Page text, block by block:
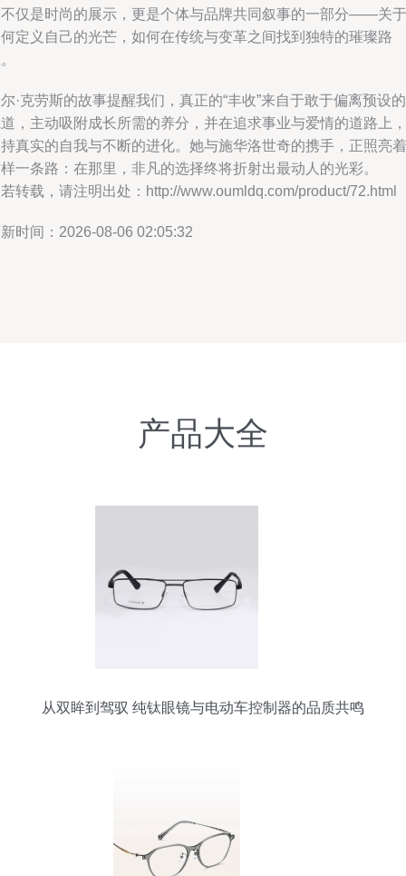
仅是时尚的展示，更是个体与品牌共同叙事的一部分——关于
定义自己的光芒，如何在传统与变革之间找到独特的璀璨路
·克劳斯的故事提醒我们，真正的“丰收”来自于敢于偏离预设的
，主动吸附成长所需的养分，并在追求事业与爱情的道路上，
真实的自我与不断的进化。她与施华洛世奇的携手，正照亮着
一条路：在那里，非凡的选择终将折射出最动人的光彩。
转载，请注明出处：http://www.oumldq.com/product/72.html
时间：2026-08-06 02:05:32
产品大全
从双眸到驾驭 纯钛眼镜与电动车控制器的品质共鸣